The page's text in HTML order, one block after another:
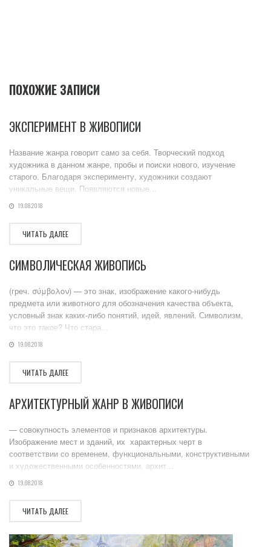
ПОХОЖИЕ ЗАПИСИ
ЭКСПЕРИМЕНТ В ЖИВОПИСИ
Название жанра говорит само за себя. Творческий подход
художника в данном жанре, пробы и поиски нового, изучение
старого. Благодаря эксперименту, художники создают
уникальные вещи. Появляются новые...
19.08.2018
ЧИТАТЬ ДАЛЕЕ
СИМВОЛИЧЕСКАЯ ЖИВОПИСЬ
(греч. σύμβολον) — это знак, изображение какого-нибудь
предмета или животного для обозначения качества объекта,
условный знак каких-либо понятий, идей, явлений. Символизм,
что это такое? Что стара...
19.08.2018
ЧИТАТЬ ДАЛЕЕ
АРХИТЕКТУРНЫЙ ЖАНР В ЖИВОПИСИ
— совокупность элементов и признаков архитектуры.
Изображение мест и зданий, их характерных черт в
соответствии со временем, функциональными, конструктивными
и художественными особенностями, архит...
19.08.2018
ЧИТАТЬ ДАЛЕЕ